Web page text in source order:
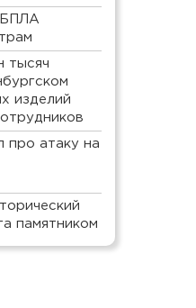
БПЛА
тысяч
изделий
про атаку на
памятником